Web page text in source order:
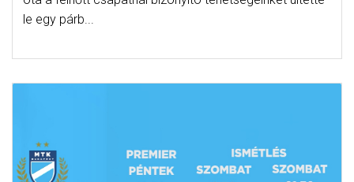
le egy párb...